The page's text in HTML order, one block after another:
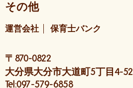
その他
運営会社 保育士バンク
〒870-0822
大分県大分市大道町5丁目4-52
Tel:097-579-6858